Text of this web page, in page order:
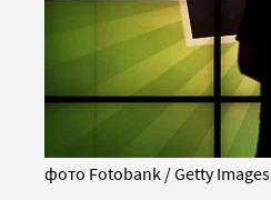
фото Fotobank / Getty Images